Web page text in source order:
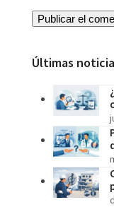
Últimas